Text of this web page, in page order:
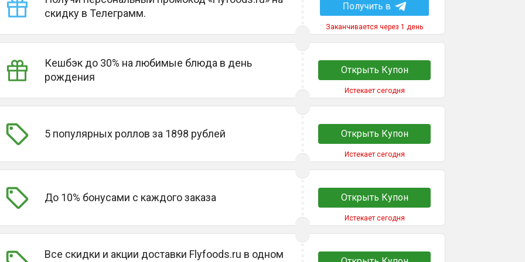
скидку в Телеграмм.
Получить в
Заканчивается через 1 день
Кешбэк до 30% на любимые блюда в день
рождения
Открыть Купон
Истекает сегодня
5 популярных роллов за 1898 рублей Открыть Купон
Истекает сегодня
До 10% бонусами с каждого заказа Открыть Купон
Истекает сегодня
Все скидки и акции доставки Flyfoods.ru в одном